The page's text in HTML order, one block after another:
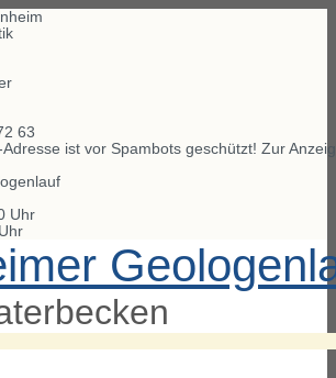
63
Adresse ist vor Spambots geschützt! Zur
Uhr